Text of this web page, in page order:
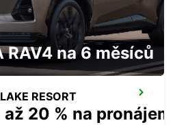
RESORT
RAV4 na 6 měsíců
20 % na pronájem